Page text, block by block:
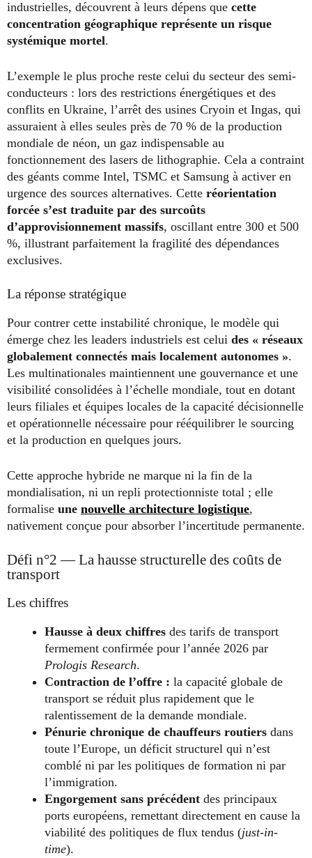
industrielles, découvrent à leurs dépens que cette
concentration géographique représente un risque
systémique mortel.
L’exemple le plus proche reste celui du secteur des semi-
conducteurs : lors des restrictions énergétiques et des
conflits en Ukraine, l’arrêt des usines Cryoin et Ingas, qui
assuraient à elles seules près de 70 % de la production
mondiale de néon, un gaz indispensable au
fonctionnement des lasers de lithographie. Cela a contraint
des géants comme Intel, TSMC et Samsung à activer en
urgence des sources alternatives. Cette réorientation
forcée s’est traduite par des surcoûts
d’approvisionnement massifs, oscillant entre 300 et 500
%, illustrant parfaitement la fragilité des dépendances
exclusives.
La réponse stratégique
Pour contrer cette instabilité chronique, le modèle qui
émerge chez les leaders industriels est celui des « réseaux
globalement connectés mais localement autonomes ».
Les multinationales maintiennent une gouvernance et une
visibilité consolidées à l’échelle mondiale, tout en dotant
leurs filiales et équipes locales de la capacité décisionnelle
et opérationnelle nécessaire pour rééquilibrer le sourcing
et la production en quelques jours.
Cette approche hybride ne marque ni la fin de la
mondialisation, ni un repli protectionniste total ; elle
formalise une nouvelle architecture logistique,
nativement conçue pour absorber l’incertitude permanente.
Défi n°2 — La hausse structurelle des coûts de
transport
Les chiffres
Hausse à deux chiffres des tarifs de transport
fermement confirmée pour l’année 2026 par
Prologis Research.
Contraction de l’offre : la capacité globale de
transport se réduit plus rapidement que le
ralentissement de la demande mondiale.
Pénurie chronique de chauffeurs routiers dans
toute l’Europe, un déficit structurel qui n’est
comblé ni par les politiques de formation ni par
l’immigration.
Engorgement sans précédent des principaux
ports européens, remettant directement en cause la
viabilité des politiques de flux tendus (just-in-
time).